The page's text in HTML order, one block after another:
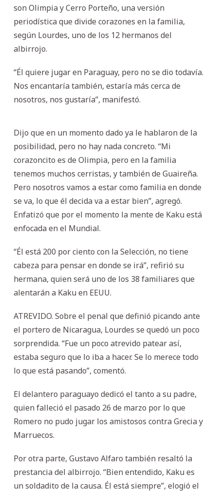
son Olimpia y Cerro Porteño, una versión
periodística que divide corazones en la familia,
según Lourdes, uno de los 12 hermanos del
albirrojo.
“Él quiere jugar en Paraguay, pero no se dio todavía.
Nos encantaría también, estaría más cerca de
nosotros, nos gustaría”, manifestó.
Dijo que en un momento dado ya le hablaron de la
posibilidad, pero no hay nada concreto. “Mi
corazoncito es de Olimpia, pero en la familia
tenemos muchos cerristas, y también de Guaireña.
Pero nosotros vamos a estar como familia en donde
se va, lo que él decida va a estar bien”, agregó.
Enfatizó que por el momento la mente de Kaku está
enfocada en el Mundial.
“Él está 200 por ciento con la Selección, no tiene
cabeza para pensar en donde se irá”, refirió su
hermana, quien será uno de los 38 familiares que
alentarán a Kaku en EEUU.
ATREVIDO. Sobre el penal que definió picando ante
el portero de Nicaragua, Lourdes se quedó un poco
sorprendida. “Fue un poco atrevido patear así,
estaba seguro que lo iba a hacer. Se lo merece todo
lo que está pasando”, comentó.
El delantero paraguayo dedicó el tanto a su padre,
quien falleció el pasado 26 de marzo por lo que
Romero no pudo jugar los amistosos contra Grecia y
Marruecos.
Por otra parte, Gustavo Alfaro también resaltó la
prestancia del albirrojo. “Bien entendido, Kaku es
un soldadito de la causa. Él está siempre”, elogió el